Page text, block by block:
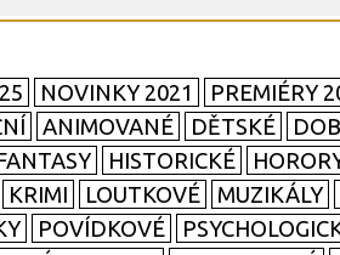
NOVINKY 2021 PREMIÉRY
ANIMOVANÉ DĚTSKÉ
HISTORICKÉ
KRIMI LOUTKOVÉ MUZIKÁLY
POVÍDKOVÉ